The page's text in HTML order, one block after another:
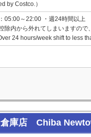
by Costco.）
05:00～22:00 ・週24時間以
除内から外れてしまいますの
24 hours/week shift to less
倉庫店 Chiba